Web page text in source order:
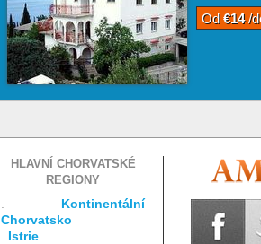
Od€14/
HLAVNÍ CHORVATSKÉ
REGIONY
Kontinentální
Chorvatsko
Istrie